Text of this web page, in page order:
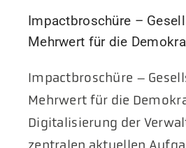
Impactbroschüre –
Mehrwert für die
Impactbroschüre –
Mehrwert für die
Digitalisierung der
zentralen aktuellen